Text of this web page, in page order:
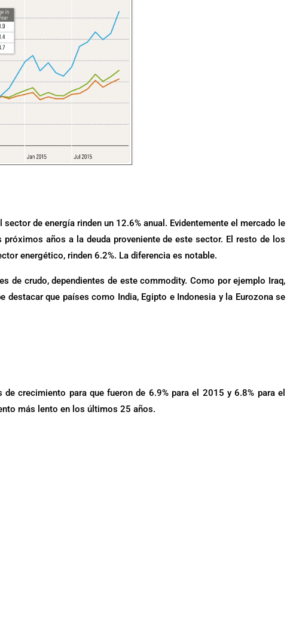
de energía rinden un 12.6% anual. Evidentemente el mercado le
años a la deuda proveniente de este sector. El resto de los
energético, rinden 6.2%. La diferencia es notable.
de crudo, dependientes de este commodity. Como por ejemplo Iraq,
destacar que países como India, Egipto e Indonesia y la Eurozona se
crecimiento para que fueron de 6.9% para el 2015 y 6.8% para el
más lento en los últimos 25 años.